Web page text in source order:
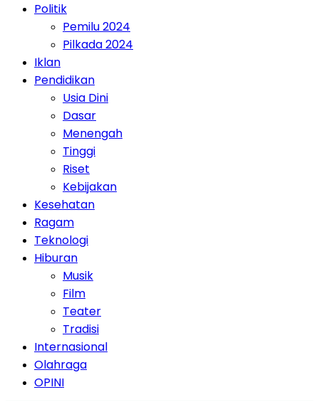
Politik
Pemilu 2024
Pilkada 2024
Iklan
Pendidikan
Usia Dini
Dasar
Menengah
Tinggi
Riset
Kebijakan
Kesehatan
Ragam
Teknologi
Hiburan
Musik
Film
Teater
Tradisi
Internasional
Olahraga
OPINI